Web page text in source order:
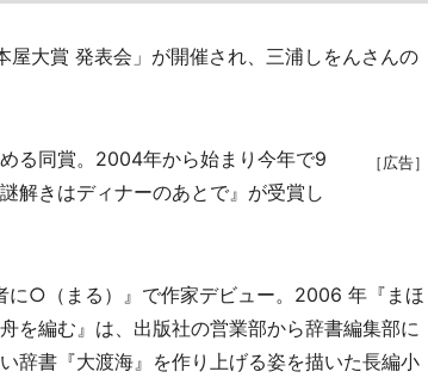
大賞 発表会」が開催され、三浦しをんさんの
［広告］
る同賞。2004年から始まり今年で9
解きはディナーのあとで』が受賞し
○（まる）』で作家デビュー。2006 年『まほ
を編む』は、出版社の営業部から辞書編集部に
辞書『大渡海』を作り上げる姿を描いた長編小